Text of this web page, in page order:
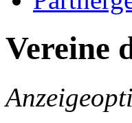
Vereine